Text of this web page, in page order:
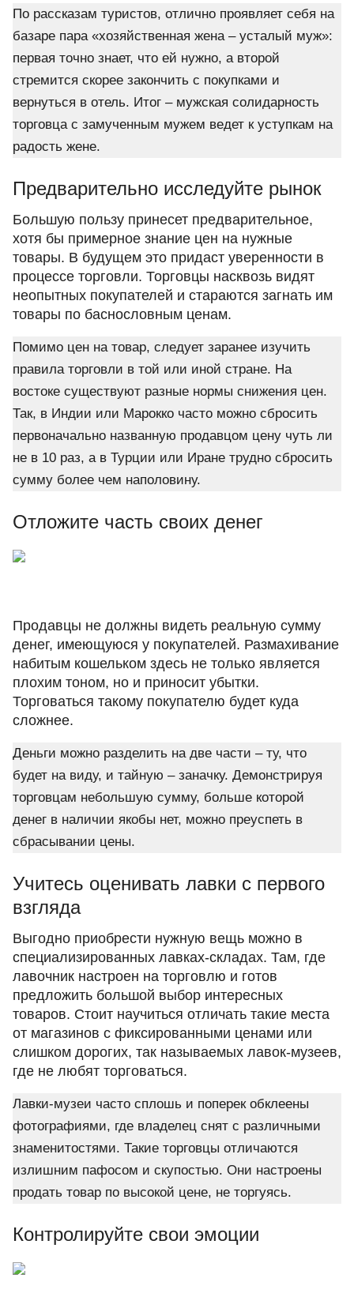
По рассказам туристов, отлично проявляет себя на
базаре пара «хозяйственная жена – усталый муж»:
первая точно знает, что ей нужно, а второй
стремится скорее закончить с покупками и
вернуться в отель. Итог – мужская солидарность
торговца с замученным мужем ведет к уступкам на
радость жене.
Предварительно исследуйте рынок
Большую пользу принесет предварительное,
хотя бы примерное знание цен на нужные
товары. В будущем это придаст уверенности в
процессе торговли. Торговцы насквозь видят
неопытных покупателей и стараются загнать им
товары по баснословным ценам.
Помимо цен на товар, следует заранее изучить
правила торговли в той или иной стране. На
востоке существуют разные нормы снижения цен.
Так, в Индии или Марокко часто можно сбросить
первоначально названную продавцом цену чуть ли
не в 10 раз, а в Турции или Иране трудно сбросить
сумму более чем наполовину.
Отложите часть своих денег
Продавцы не должны видеть реальную сумму
денег, имеющуюся у покупателей. Размахивание
набитым кошельком здесь не только является
плохим тоном, но и приносит убытки.
Торговаться такому покупателю будет куда
сложнее.
Деньги можно разделить на две части – ту, что
будет на виду, и тайную – заначку. Демонстрируя
торговцам небольшую сумму, больше которой
денег в наличии якобы нет, можно преуспеть в
сбрасывании цены.
Учитесь оценивать лавки с первого
взгляда
Выгодно приобрести нужную вещь можно в
специализированных лавках-складах. Там, где
лавочник настроен на торговлю и готов
предложить большой выбор интересных
товаров. Стоит научиться отличать такие места
от магазинов с фиксированными ценами или
слишком дорогих, так называемых лавок-музеев,
где не любят торговаться.
Лавки-музеи часто сплошь и поперек обклеены
фотографиями, где владелец снят с различными
знаменитостями. Такие торговцы отличаются
излишним пафосом и скупостью. Они настроены
продать товар по высокой цене, не торгуясь.
Контролируйте свои эмоции